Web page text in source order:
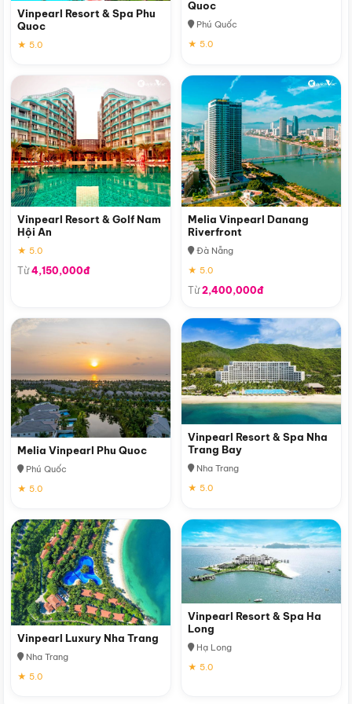
Vinpearl Resort & Spa Phu
Quoc
★ 5.0
Quoc
Phú Quốc
★ 5.0
Vinpearl Resort & Golf Nam
Hội An
★ 5.0
Từ4,150,000đ
Melia Vinpearl Danang
Riverfront
Đà Nẵng
★ 5.0
Từ2,400,000đ
Melia Vinpearl Phu Quoc
Phú Quốc
★ 5.0
Vinpearl Resort & Spa Nha
Trang Bay
Nha Trang
★ 5.0
Vinpearl Luxury Nha Trang
Nha Trang
★ 5.0
Vinpearl Resort & Spa Ha
Long
Hạ Long
★ 5.0